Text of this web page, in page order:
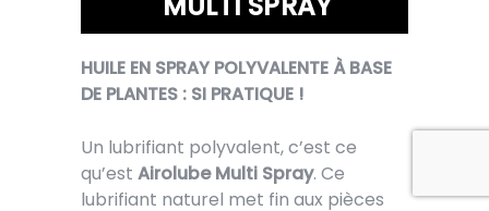
HUILE EN SPRAY POLYVALENTE À BASE
DE PLANTES : SI PRATIQUE !
Un lubrifiant polyvalent, c’est ce
qu’est Airolube Multi Spray. Ce
lubrifiant naturel met fin aux pièces